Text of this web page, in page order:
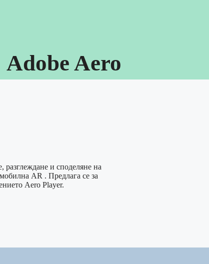
Adobe Aero
разглеждане и споделяне на
AR . Предлага се за
Aero Player.